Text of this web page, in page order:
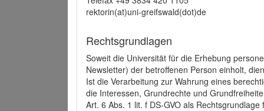
rektorin(at)uni-greifswald(dot)de
Rechtsgrundlagen
Soweit die Universität für die Erhebung
Newsletter) der betroffenen Person einholt,
Ist die Verarbeitung zur Wahrung eines
die Interessen, Grundrechte und
Art. 6 Abs. 1 lit. f DS-GVO als